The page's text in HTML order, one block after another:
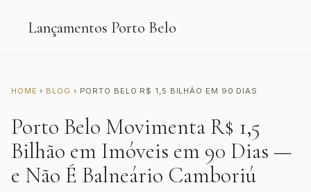
Lançamentos Porto Belo
HOME › BLOG › PORTO BELO R$ 1,5 BILHÃO EM 90 DIAS
Porto Belo Movimenta R$ 1,5
Bilhão em Imóveis em 90 Dias —
e Não É Balneário Camboriú